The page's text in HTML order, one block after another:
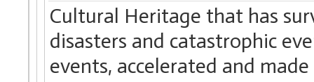
Cultural Heritage that has
disasters and catastrophic
events, accelerated and